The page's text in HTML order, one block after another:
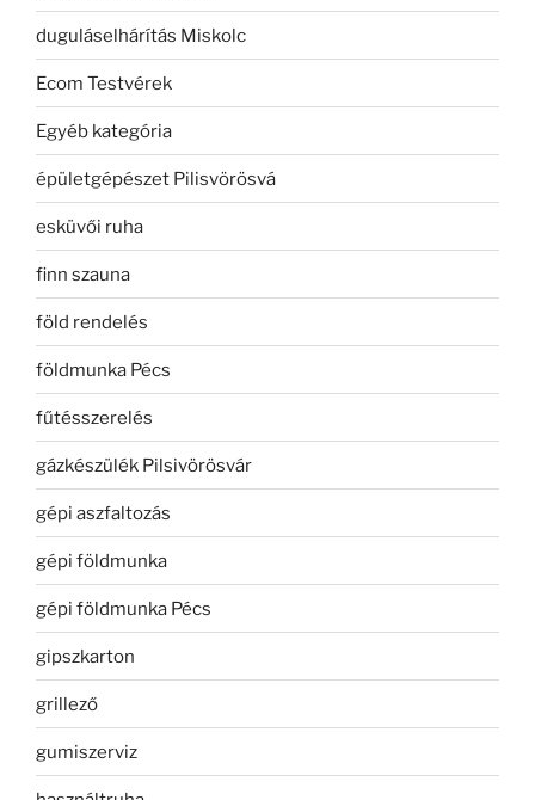
duguláselhárítás Miskolc
Ecom Testvérek
Egyéb kategória
épületgépészet Pilisvörösvá
esküvői ruha
finn szauna
föld rendelés
földmunka Pécs
fűtésszerelés
gázkészülék Pilsivörösvár
gépi aszfaltozás
gépi földmunka
gépi földmunka Pécs
gipszkarton
grillező
gumiszerviz